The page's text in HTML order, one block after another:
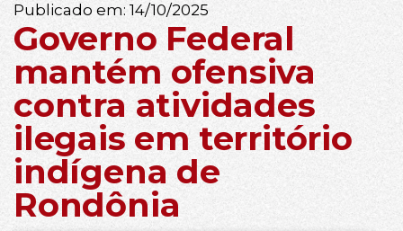
Publicado em: 14/10/2025
Governo Federal
mantém ofensiva
contra atividades
ilegais em território
indígena de
Rondônia